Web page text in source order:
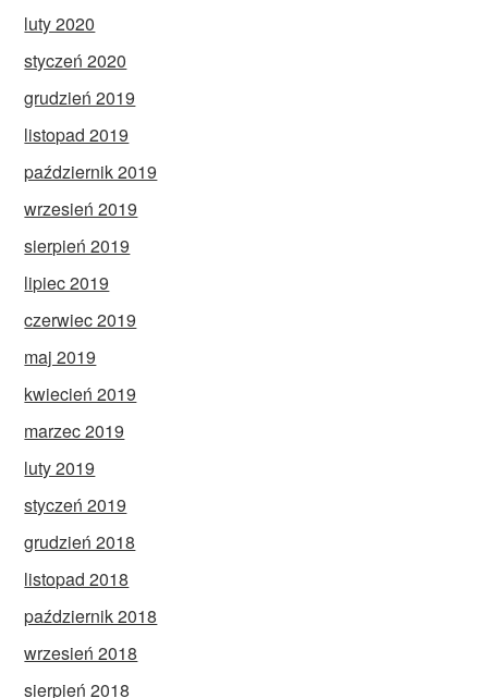
luty 2020
styczeń 2020
grudzień 2019
listopad 2019
październik 2019
wrzesień 2019
sierpień 2019
lipiec 2019
czerwiec 2019
maj 2019
kwiecień 2019
marzec 2019
luty 2019
styczeń 2019
grudzień 2018
listopad 2018
październik 2018
wrzesień 2018
sierpień 2018